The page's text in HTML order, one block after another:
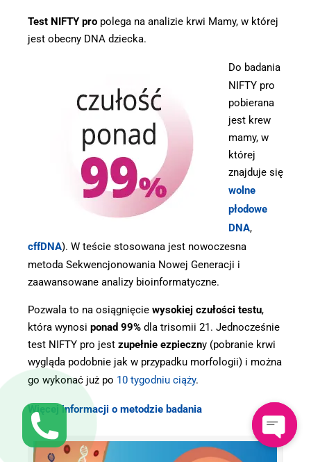
Test NIFTY pro polega na analizie krwi Mamy, w której
jest obecny DNA dziecka.
Do badania
NIFTY pro
pobierana
jest krew
mamy, w
której
znajduje się
wolne
płodowe
DNA,
cffDNA). W teście stosowana jest nowoczesna
metoda Sekwencjonowania Nowej Generacji i
zaawansowane analizy bioinformatyczne.
Pozwala to na osiągnięcie wysokiej czułości testu,
która wynosi ponad 99% dla trisomii 21. Jednocześnie
test NIFTY pro jest zupełnie ezpieczny (pobranie krwi
wygląda podobnie jak w przypadku morfologii) i można
go wykonać już po 10 tygodniu ciąży.
Więcej informacji o metodzie badania